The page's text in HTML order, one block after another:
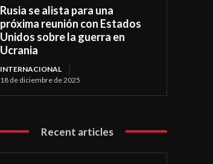
Rusia se alista para una
próxima reunión con Estados
Unidos sobre la guerra en
Ucrania
INTERNACIONAL
18 de diciembre de 2025
Recent articles